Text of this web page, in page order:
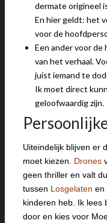
dermate origineel
En hier geldt: het
voor de
Een ander voor de
van het verhaal.
juist iemand te
Ik moet direct
geloofwaardig zijn.
Uiteindelijk blijven er
moet kiezen. Drones
geen thriller en valt
tussen Losgelaten en
kinderen heb. Ik lees
door en kies voor